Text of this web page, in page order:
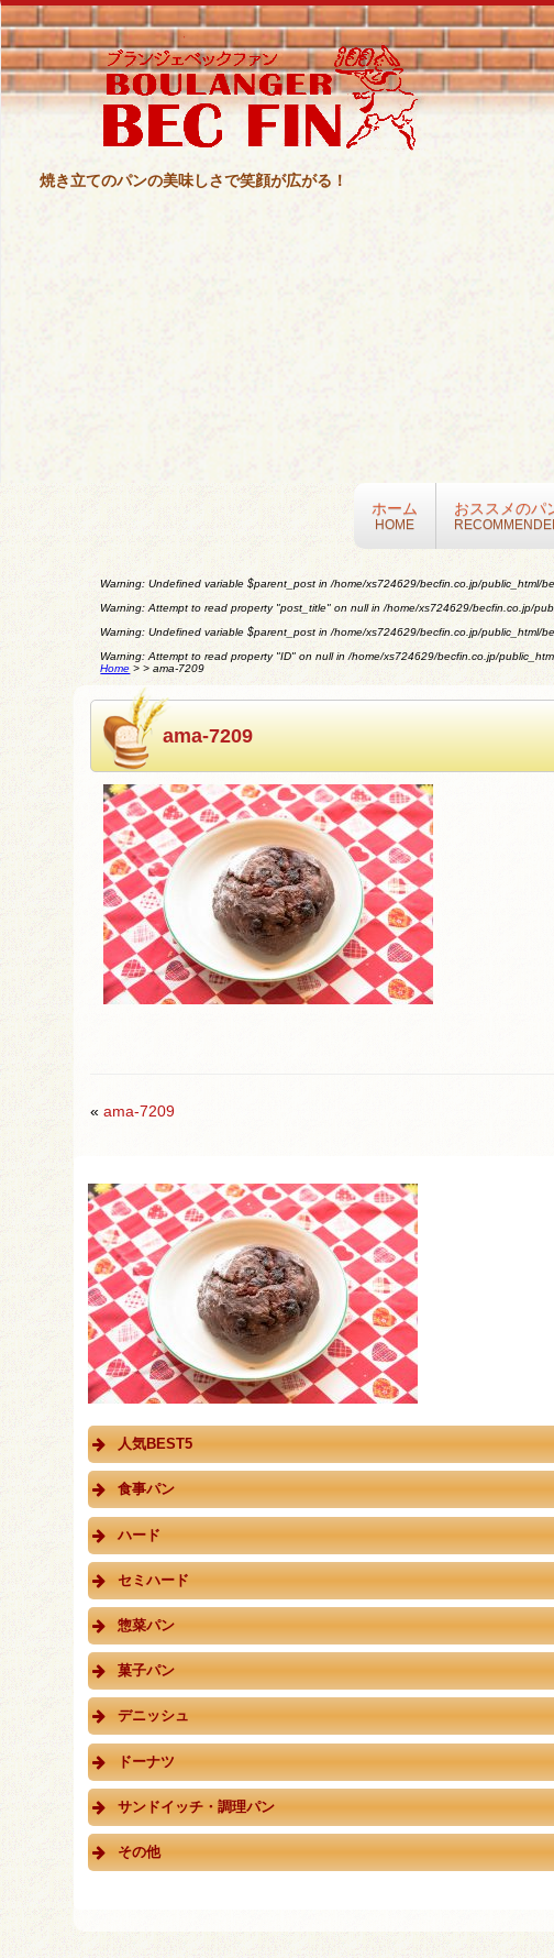
焼き立てのパンの美味しさで笑顔が広がる！
ホーム
HOME
おススメのパ
Warning: Undefined variable $parent_post in/home/xs724629/becfin.co.jp/public_html/
Warning: Attempt to read property "post_title" on null in/home/xs724629/becfin.co.jp/
Warning: Undefined variable $parent_post in/home/xs724629/becfin.co.jp/public_html/
Warning: Attempt to read property "ID" on null in/home/xs724629/becfin.co.jp/
Home >>ama-7209
ama-7209
«ama-7209
人気BEST5
食事パン
ハード
セミハード
惣菜パン
菓子パン
デニッシュ
ドーナツ
サンドイッチ・調理パン
その他